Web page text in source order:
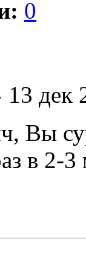
0
13 дек
Вы
в 2-